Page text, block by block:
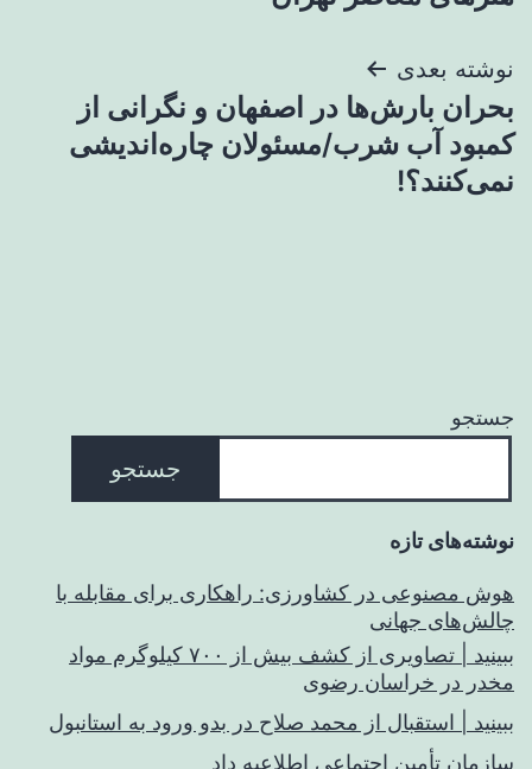
نوشته بعدی
بحران بارش‌ها در اصفهان و نگرانی از
کمبود آب شرب/مسئولان چاره‌اندیشی
نمی‌کنند؟!
جستجو
جستجو
نوشته‌های تازه
هوش مصنوعی در کشاورزی: راهکاری برای مقابله با
چالش‌های جهانی
ببینید | تصاویری از کشف بیش از ۷۰۰ کیلوگرم مواد
مخدر در خراسان رضوی
ببینید | استقبال از محمد صلاح در بدو ورود به استانبول
سازمان تأمین اجتماعی اطلاعیه داد